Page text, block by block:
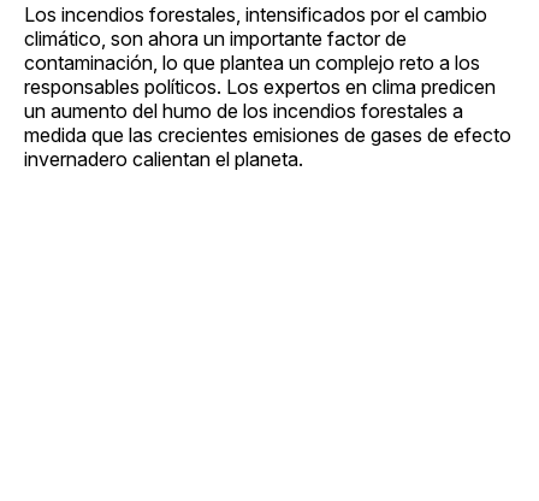
Los incendios forestales, intensificados por el cambio
climático, son ahora un importante factor de
contaminación, lo que plantea un complejo reto a los
responsables políticos. Los expertos en clima predicen
un aumento del humo de los incendios forestales a
medida que las crecientes emisiones de gases de efecto
invernadero calientan el planeta.